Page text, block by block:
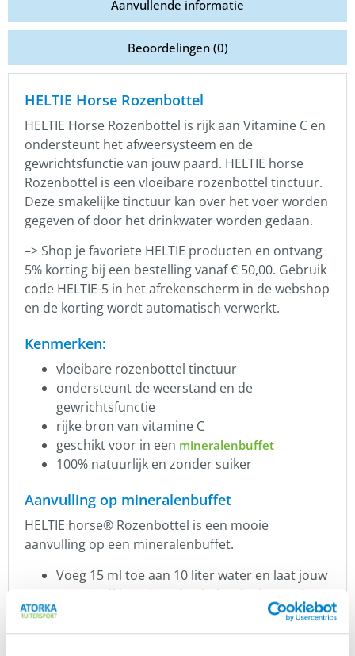
Aanvullende informatie
Beoordelingen (0)
HELTIE Horse Rozenbottel
HELTIE Horse Rozenbottel is rijk aan Vitamine C en
ondersteunt het afweersysteem en de
gewrichtsfunctie van jouw paard. HELTIE horse
Rozenbottel is een vloeibare rozenbottel tinctuur.
Deze smakelijke tinctuur kan over het voer worden
gegeven of door het drinkwater worden gedaan.
–> Shop je favoriete HELTIE producten en ontvang
5% korting bij een bestelling vanaf € 50,00. Gebruik
code HELTIE-5 in het afrekenscherm in de webshop
en de korting wordt automatisch verwerkt.
Kenmerken:
vloeibare rozenbottel tinctuur
ondersteunt de weerstand en de
gewrichtsfunctie
rijke bron van vitamine C
geschikt voor in een mineralenbuffet
100% natuurlijk en zonder suiker
Aanvulling op mineralenbuffet
HELTIE horse® Rozenbottel is een mooie
aanvulling op een mineralenbuffet.
Voeg 15 ml toe aan 10 liter water en laat jouw
paard zelf bepalen of er behoefte is aan deze
extra toevoeging.
Zorg dat er altijd een waterbak met vers